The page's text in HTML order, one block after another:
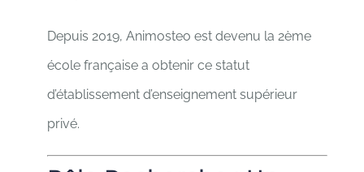
Depuis 2019, Animosteo est devenu la 2ème
école française a obtenir ce statut
d’établissement d’enseignement supérieur
privé.